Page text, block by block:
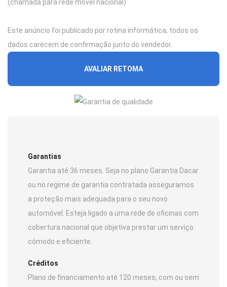
(chamada para rede movel nacional)
Este anúncio foi publicado por rotina informática, todos os
dados carecem de confirmação junto do vendedor.
AVALIAR RETOMA
Garantias
Garantia até 36 meses. Seja no plano Garantia Dacar
ou no regime de garantia contratada asseguramos
a proteção mais adequada para o seu novo
automóvel. Esteja ligado a uma rede de oficinas com
cobertura nacional que objetiva prestar um serviço
cómodo e eficiente.
Créditos
Plano de financiamento até 120 meses, com ou sem